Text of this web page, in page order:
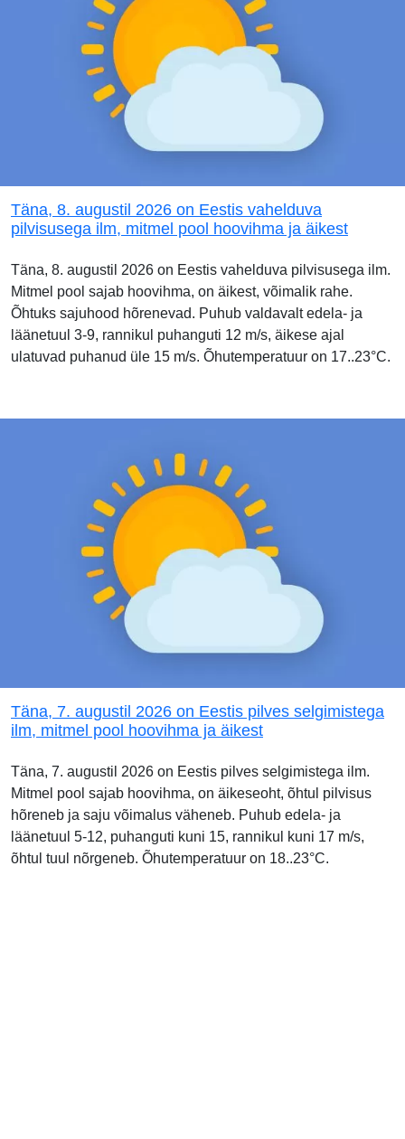
Täna, 8. augustil 2026 on Eestis vahelduva
pilvisusega ilm, mitmel pool hoovihma ja äikest
Täna, 8. augustil 2026 on Eestis vahelduva pilvisusega ilm.
Mitmel pool sajab hoovihma, on äikest, võimalik rahe.
Õhtuks sajuhood hõrenevad. Puhub valdavalt edela- ja
läänetuul 3-9, rannikul puhanguti 12 m/s, äikese ajal
ulatuvad puhanud üle 15 m/s. Õhutemperatuur on 17..23°C.
Täna, 7. augustil 2026 on Eestis pilves selgimistega
ilm, mitmel pool hoovihma ja äikest
Täna, 7. augustil 2026 on Eestis pilves selgimistega ilm.
Mitmel pool sajab hoovihma, on äikeseoht, õhtul pilvisus
hõreneb ja saju võimalus väheneb. Puhub edela- ja
läänetuul 5-12, puhanguti kuni 15, rannikul kuni 17 m/s,
õhtul tuul nõrgeneb. Õhutemperatuur on 18..23°C.